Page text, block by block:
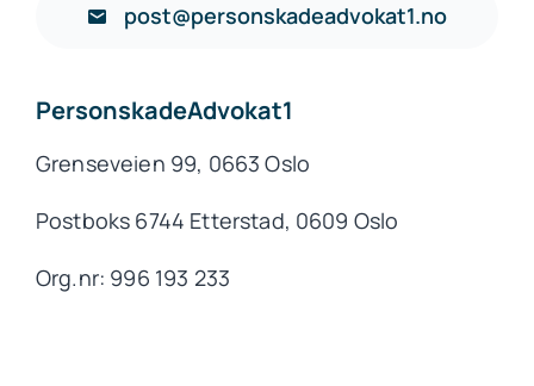
post@personskadeadvokat1.no
PersonskadeAdvokat1
Grenseveien 99, 0663 Oslo
Postboks 6744 Etterstad, 0609 Oslo
Org.nr: 996 193 233